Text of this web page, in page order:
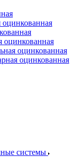
оцинкованная
оцинкованная
оцинкованная
оцинкованная
системы